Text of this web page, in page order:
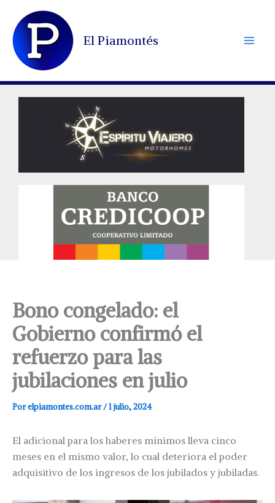
contenido
El Piamontés
Bono congelado: el
Gobierno confirmó el
refuerzo para las
jubilaciones en julio
Porelpiamontes.com.ar/1 julio, 2024
El adicional para los haberes mínimos lleva cinco
meses en el mismo valor, lo cual deteriora el poder
adquisitivo de los ingresos de los jubilados y jubiladas.